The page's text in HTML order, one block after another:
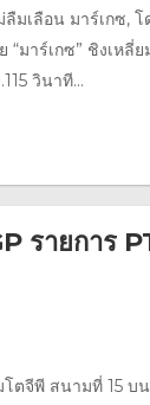
มเลือน มาร์เกซ, โ
มาร์เกซ” ชิงเหลี่ย
วินาที...
รายการ
ตจีพี สนามที่ 15 บ